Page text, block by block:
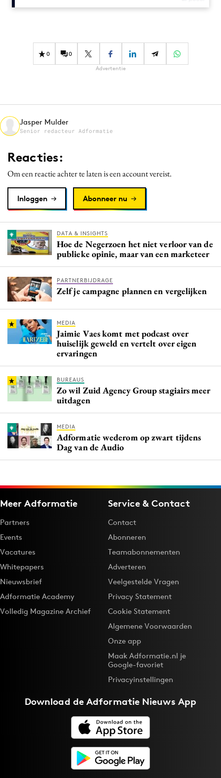
Design
Gedragsverandering
Media
Merkstrategie
PR
Programmatic
Reputatie & crisis
0 0
Advertentie
Jasper Mulder
Senior redacteur Adformatie
Reacties:
Om een reactie achter te laten is een account vereist.
Inloggen Abonneer nu
DATA & INSIGHTS
Hoe de Negerzoen het niet verloor van de
publieke opinie, maar van een marketeer
PARTNERBIJDRAGE
Zelf je campagne plannen en vergelijken
MEDIA
Jaimie Vaes komt met podcast over
huiselijk geweld en vertelt over eigen
ervaringen
BUREAUS
Zo wil Zuid Agency Group stagiairs meer
uitdagen
MEDIA
Adformatie wederom op zwart tijdens
Dag van de Audio
Meer Adformatie
Partners
Events
Vacatures
Whitepapers
Nieuwsbrief
Adformatie Academy
Volledig Magazine Archief
Service & Contact
Contact
Abonneren
Teamabonnementen
Adverteren
Veelgestelde Vragen
Privacy Statement
Cookie Statement
Algemene Voorwaarden
Onze app
Maak Adformatie.nl je
Google-favoriet
Privacyinstellingen
Download deAdformatie Nieuws App